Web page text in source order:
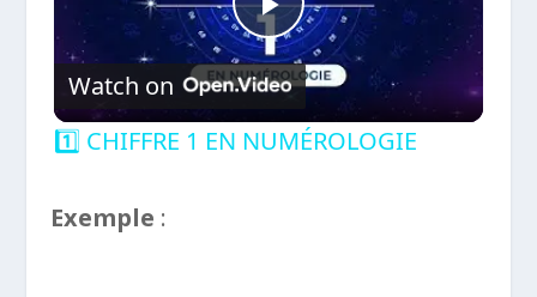
Play
Video
Watch on
1️⃣ CHIFFRE 1 EN NUMÉROLOGIE
Exemple :